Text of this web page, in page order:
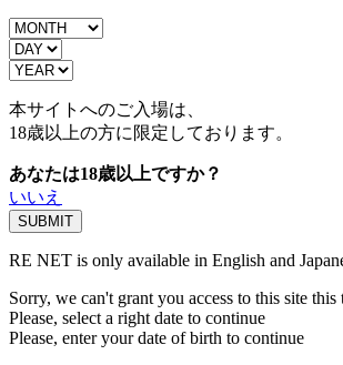
本サイトへのご入場は、
18歳以上の方に限定しております。
あなたは18歳以上ですか？
いいえ
RE NET is only available in English and
Sorry, we can't grant you access to this site this
Please, select a right date to continue
Please, enter your date of birth to continue